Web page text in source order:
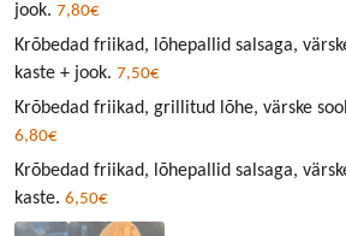
jook. 7,80€
Krõbedad friikad, lõhepallid salsaga,
kaste + jook. 7,50€
Krõbedad friikad, grillitud lõhe, värske
6,80€
Krõbedad friikad, lõhepallid salsaga,
kaste. 6,50€